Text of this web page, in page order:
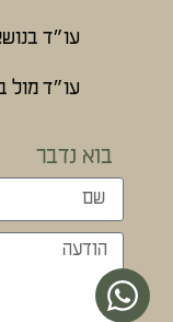
עו״ד
עו״ד מול
בוא נדבר